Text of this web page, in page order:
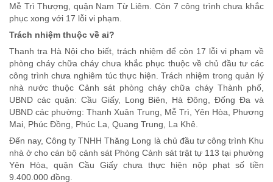
Mễ Trì Thượng, quận Nam Từ Liêm. Còn 7 công trình chưa khắc
phục xong với 17 lỗi vi phạm.
Trách nhiệm thuộc về ai?
Thanh tra Hà Nội cho biết, trách nhiệm để còn 17 lỗi vi phạm về
phòng cháy chữa cháy chưa khắc phục thuộc về chủ đầu tư các
công trình chưa nghiêm túc thực hiện. Trách nhiệm trong quản lý
nhà nước thuộc Cảnh sát phòng cháy chữa cháy Thành phố,
UBND các quận: Cầu Giấy, Long Biên, Hà Đông, Đống Đa và
UBND các phường: Thanh Xuân Trung, Mễ Trì, Yên Hòa, Phương
Mai, Phúc Đồng, Phúc La, Quang Trung, La Khê.
Đến nay, Công ty TNHH Thăng Long là chủ đầu tư công trình Khu
nhà ở cho cán bộ cảnh sát Phòng Cảnh sát trật tự 113 tại phường
Yên Hòa, quận Cầu Giấy chưa thực hiện nộp phạt số tiền
9.400.000 đồng.